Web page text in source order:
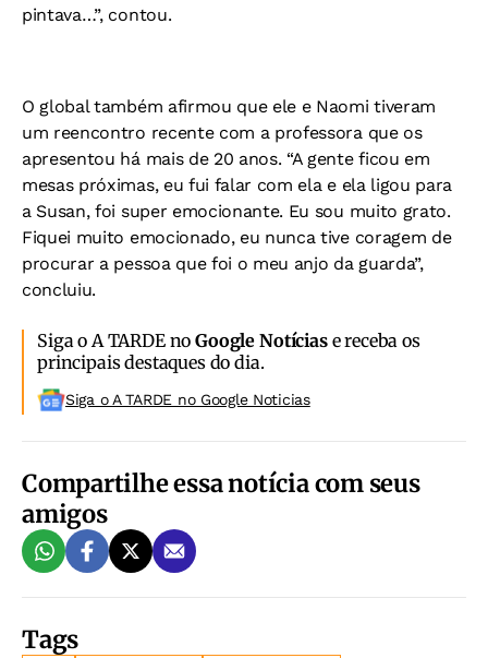
pintava…”, contou.
O global também afirmou que ele e Naomi tiveram
um reencontro recente com a professora que os
apresentou há mais de 20 anos. “A gente ficou em
mesas próximas, eu fui falar com ela e ela ligou para
a Susan, foi super emocionante. Eu sou muito grato.
Fiquei muito emocionado, eu nunca tive coragem de
procurar a pessoa que foi o meu anjo da guarda”,
concluiu.
Siga o A TARDE noGoogle Notíciase receba os
principais destaques do dia.
Siga o A TARDE no Google Noticias
Compartilhe essa notícia com seus
amigos
Tags